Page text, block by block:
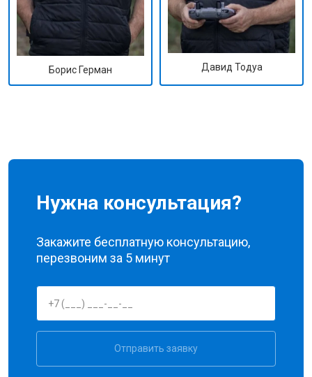
Борис Герман Давид Тодуа
Нужна консультация?
Закажите бесплатную консультацию,
перезвоним за 5 минут
Отправить заявку